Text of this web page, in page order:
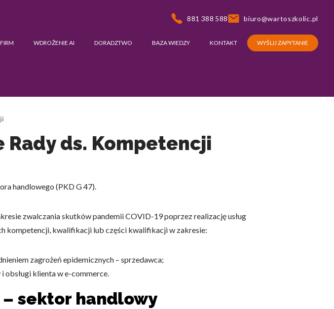
881 388 588 biuro@wartoszkolic.pl
WDROŻENIE AI DORADZTWO BAZA WIEDZY KONTAKT WYŚLIJ ZAPYTANIE
ds. Kompetencji
handlowego (PKD G 47).
zwalczania skutków pandemii COVID-19 poprzez realizację usług
kompetencji, kwalifikacji lub części kwalifikacji w zakresie:
zagrożeń epidemicznych – sprzedawca;
obsługi klienta w e-commerce.
sektor handlowy